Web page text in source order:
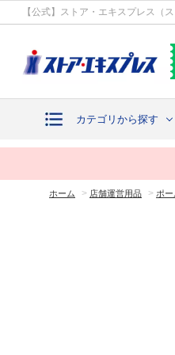
【公式】ストア・エキスプレス（
カテゴリから探す
ホーム > 店舗運営用品 > ポ